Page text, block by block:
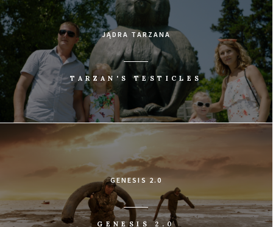
JĄDRA TARZANA
TARZAN'S TESTICLES
GENESIS 2.0
GENESIS 2.0